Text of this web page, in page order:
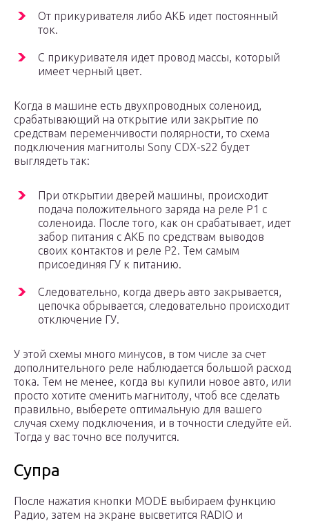
От прикуривателя либо АКБ идет постоянный
ток.
С прикуривателя идет провод массы, который
имеет черный цвет.
Когда в машине есть двухпроводных соленоид,
срабатывающий на открытие или закрытие по
средствам переменчивости полярности, то схема
подключения магнитолы Sony CDX-s22 будет
выглядеть так:
При открытии дверей машины, происходит
подача положительного заряда на реле P1 c
соленоида. После того, как он срабатывает, идет
забор питания с АКБ по средствам выводов
своих контактов и реле P2. Тем самым
присоединяя ГУ к питанию.
Следовательно, когда дверь авто закрывается,
цепочка обрывается, следовательно происходит
отключение ГУ.
У этой схемы много минусов, в том числе за счет
дополнительного реле наблюдается большой расход
тока. Тем не менее, когда вы купили новое авто, или
просто хотите сменить магнитолу, чтоб все сделать
правильно, выберете оптимальную для вашего
случая схему подключения, и в точности следуйте ей.
Тогда у вас точно все получится.
Супра
После нажатия кнопки MODE выбираем функцию
Радио, затем на экране высветится RADIO и